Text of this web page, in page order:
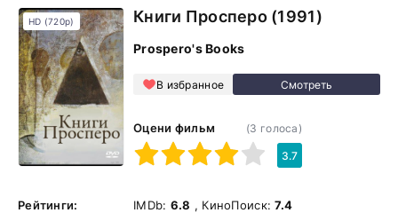
Книги Просперо (1991)
Prospero's Books
В избранное
HD (720p)
Оцени фильм
3 5
(3 голоса)
3.7
Рейтинги: IMDb: 6.8 , КиноПоиск:7.4